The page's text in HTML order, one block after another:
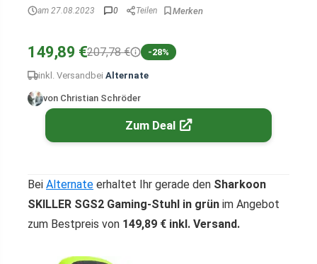
am 27.08.2023 0 Teilen
149,89 €207,78 € -28%
inkl. Versand bei Alternate
von Christian Schröder
Zum Deal
Bei Alternate erhaltet Ihr gerade den Sharkoon
SKILLER SGS2 Gaming-Stuhl in grün im Angebot
zum Bestpreis von 149,89 € inkl. Versand.